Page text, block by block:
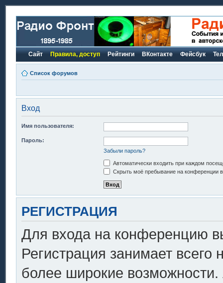
Сайт Правила, доступ Рейтинги ВКонтакте Фейсбук
Список форумов
Вход
Имя пользователя:
Пароль:
Забыли пароль?
Автоматически входить при каждом
Скрыть моё пребывание на конференции в
РЕГИСТРАЦИЯ
Для входа на конференцию
Регистрация занимает всего
более широкие